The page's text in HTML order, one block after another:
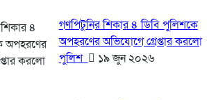
গণপিটুনির শিকার ৪ ডিবি পুলিশকে
অপহরণের অভিযোগে গ্রেপ্তার করলো
পুলিশ
১৯ জুন ২০২৬